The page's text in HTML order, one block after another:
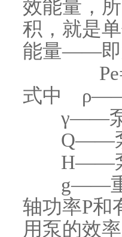
效能量，
积，就是
能量——即
式中 ρ——
γ——泵
Q——泵
H——泵
g——重
轴功率P和
用泵的效